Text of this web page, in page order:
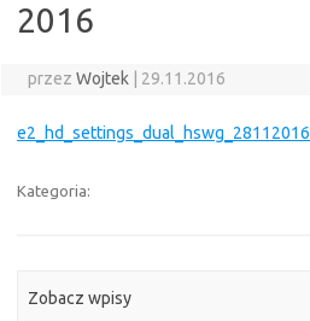
2016
przez Wojtek 29.11.2016
e2_hd_settings_dual_hswg_28112016
Kategoria:
Zobacz wpisy